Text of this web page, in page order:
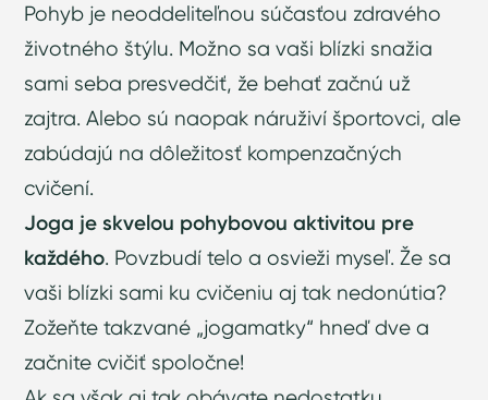
Pohyb je neoddeliteľnou súčasťou zdravého
životného štýlu. Možno sa vaši blízki snažia
sami seba presvedčiť, že behať začnú už
zajtra. Alebo sú naopak náruživí športovci, ale
zabúdajú na dôležitosť kompenzačných
cvičení.
Joga je skvelou pohybovou aktivitou pre
každého. Povzbudí telo a osvieži myseľ. Že sa
vaši blízki sami ku cvičeniu aj tak nedonútia?
Zožeňte takzvané „jogamatky“ hneď dve a
začnite cvičiť spoločne!